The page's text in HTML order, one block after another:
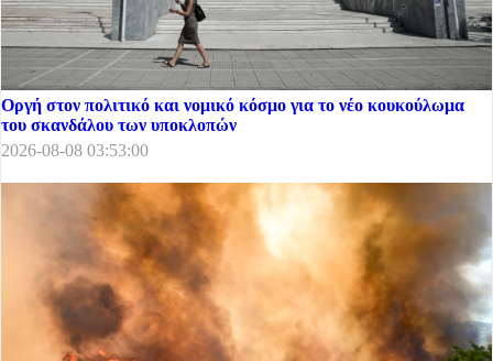
Οργή στον πολιτικό και νομικό κόσμο για το νέο κουκούλωμα
του σκανδάλου των υποκλοπών
2026-08-08 03:53:00